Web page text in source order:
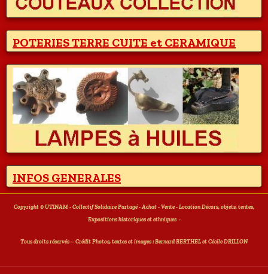
POTERIES TERRE CUITE et CERAMIQUE
INFOS GENERALES
Copyright © UTINAM - Collectif Solidaire Partagé - Achat - Vente - Location Décors, objets, tentes,
Expositions historiques et ethniques -
Tous droits réservés – Crédit Photos, textes et images : Bernard BERTHEL et Cécile DRILLON